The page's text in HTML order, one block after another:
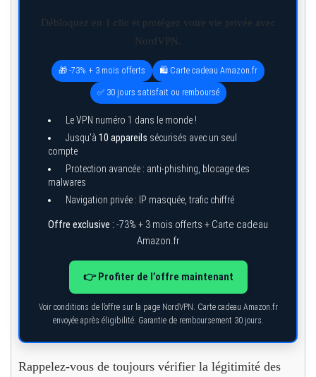
Débloquez en 1 clic et protégez votre vie privée avec
NordVPN.
🎁 -73% + 3 mois offerts 🛍️ Carte cadeau Amazon.fr
✅ 30 jours satisfait ou remboursé
Le VPN numéro 1 dans le monde !
Jusqu’à 10 appareils sécurisés avec un seul
compte
Protection avancée : anti-phishing, blocage des
malwares
Navigation privée : IP masquée, trafic chiffré
Offre exclusive : -73% + 3 mois offerts + Carte cadeau
Amazon.fr
👉 Profiter de l’offre maintenant
Voir conditions de l’offre sur la page NordVPN. Carte cadeau Amazon.fr
envoyée après éligibilité. Garantie de remboursement 30 jours.
Rappelez-vous de toujours vérifier la légitimité des